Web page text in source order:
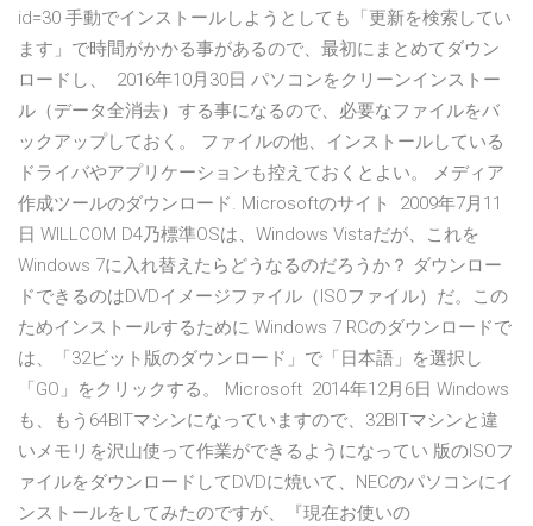
id=30 手動でインストールしようとしても「更新を検索してい
ます」で時間がかかる事があるので、最初にまとめてダウン
ロードし、 2016年10月30日 パソコンをクリーンインストー
ル（データ全消去）する事になるので、必要なファイルをバ
ックアップしておく。 ファイルの他、インストールしている
ドライバやアプリケーションも控えておくとよい。 メディア
作成ツールのダウンロード. Microsoftのサイト 2009年7月11
日 WILLCOM D4乃標準OSは、Windows Vistaだが、これを
Windows 7に入れ替えたらどうなるのだろうか？ ダウンロー
ドできるのはDVDイメージファイル（ISOファイル）だ。この
ためインストールするために Windows 7 RCのダウンロードで
は、「32ビット版のダウンロード」で「日本語」を選択し
「GO」をクリックする。 Microsoft 2014年12月6日 Windows
も、もう64BITマシンになっていますので、32BITマシンと違
いメモリを沢山使って作業ができるようになってい 版のISOフ
ァイルをダウンロードしてDVDに焼いて、NECのパソコンにイ
ンストールをしてみたのですが、『現在お使いの